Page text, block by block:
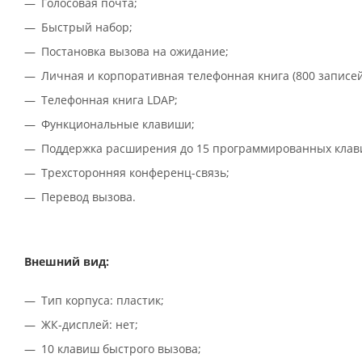
Быстрый набор;
Постановка вызова на ожидание;
Личная и корпоративная телефонная книга (800
Телефонная книга LDAP;
Функциональные клавиши;
Поддержка расширения до 15 программированных
Трехсторонняя конференц-связь;
Перевод вызова.
Внешний вид:
Тип корпуса: пластик;
ЖК-дисплей: нет;
10 клавиш быстрого вызова;